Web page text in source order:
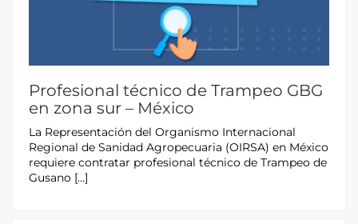
Profesional técnico de Trampeo GBG
en zona sur – México
La Representación del Organismo Internacional
Regional de Sanidad Agropecuaria (OIRSA) en México
requiere contratar profesional técnico de Trampeo de
Gusano […]